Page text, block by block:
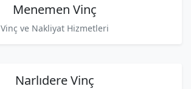
Menemen Vinç
Vinç ve Nakliyat Hizmetleri
Narlıdere Vinç